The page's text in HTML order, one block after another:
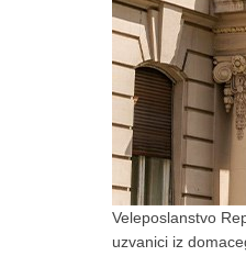
Veleposlanstvo
uzvanici iz